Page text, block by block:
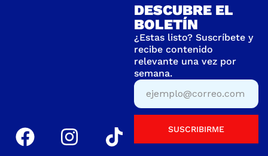
DESCUBRE EL
BOLETÍN
¿Estas listo? Suscríbete y
recibe contenido
relevante una vez por
semana.
SUSCRIBIRME